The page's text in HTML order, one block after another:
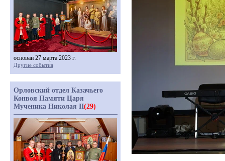
основан 27 марта 2023 г.
Другие события
Орловский отдел Казачьего
Конвоя Памяти Царя
Мученика Николая II(29)